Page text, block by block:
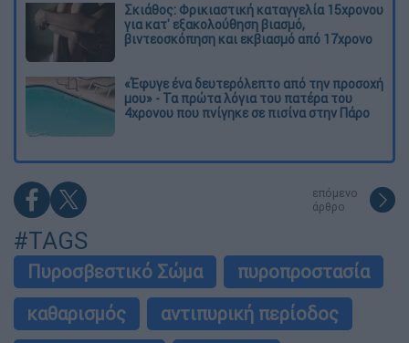
Σκιάθος: Φρικιαστική καταγγελία 15χρονου
για κατ' εξακολούθηση βιασμό,
βιντεοσκόπηση και εκβιασμό από 17χρονο
«Έφυγε ένα δευτερόλεπτο από την προσοχή
μου» - Τα πρώτα λόγια του πατέρα του
4χρονου που πνίγηκε σε πισίνα στην Πάρο
επόμενο
άρθρο
#TAGS
Πυροσβεστικό Σώμα
πυροπροστασία
καθαρισμός
αντιπυρική περίοδος